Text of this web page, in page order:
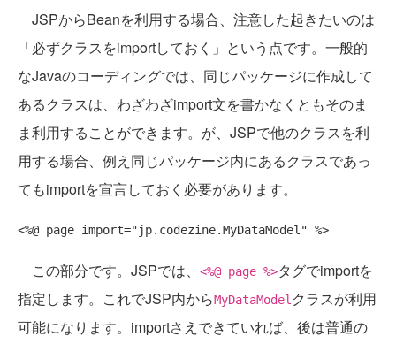
JSPからBeanを利用する場合、注意した起きたいのは
「必ずクラスをimportしておく」という点です。一般的
なJavaのコーディングでは、同じパッケージに作成して
あるクラスは、わざわざimport文を書かなくともそのま
ま利用することができます。が、JSPで他のクラスを利
用する場合、例え同じパッケージ内にあるクラスであっ
てもimportを宣言しておく必要があります。
この部分です。JSPでは、 <%@ page %>タグでimportを
指定します。これでJSP内からMyDataModel クラスが利用
可能になります。importさえできていれば、後は普通の